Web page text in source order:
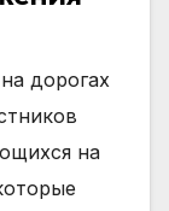
дорогах
на